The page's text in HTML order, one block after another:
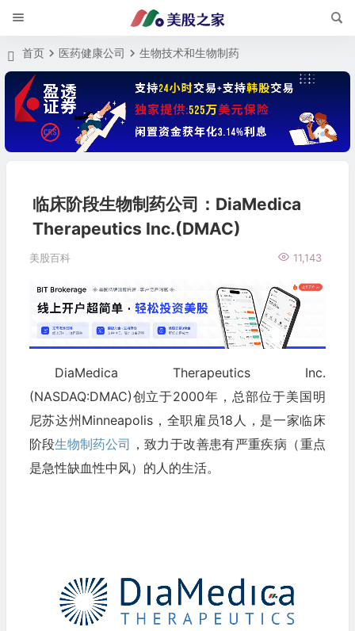
首页 医药健康公司 生物技术和生物制药
临床阶段生物制药公司：DiaMedica
Therapeutics Inc.(DMAC)
美股百科 11,143
DiaMedica Therapeutics Inc.
(NASDAQ:DMAC)创立于2000年，总部位于美国明
尼苏达州Minneapolis，全职雇员18人，是一家临床
阶段生物制药公司 ，致力于改善患有严重疾病（重点
是急性缺血性中风）的人的生活。